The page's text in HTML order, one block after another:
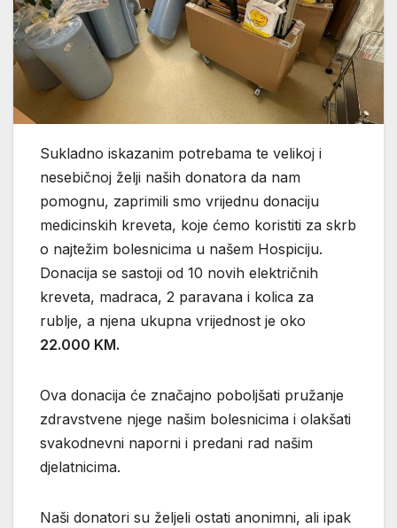
Sukladno iskazanim potrebama te velikoj i
nesebičnoj želji naših donatora da nam
pomognu, zaprimili smo vrijednu donaciju
medicinskih kreveta, koje ćemo koristiti za skrb
o najtežim bolesnicima u našem Hospiciju.
Donacija se sastoji od 10 novih električnih
kreveta, madraca, 2 paravana i kolica za
rublje, a njena ukupna vrijednost je oko
22.000 KM.
Ova donacija će značajno poboljšati pružanje
zdravstvene njege našim bolesnicima i olakšati
svakodnevni naporni i predani rad našim
djelatnicima.
Naši donatori su željeli ostati anonimni, ali ipak